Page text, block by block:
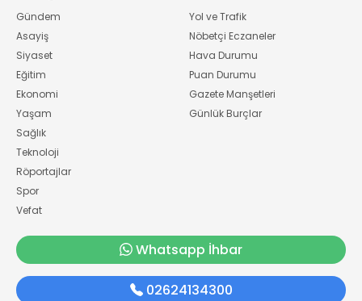
Gündem
Asayiş
Siyaset
Eğitim
Ekonomi
Yaşam
Sağlık
Teknoloji
Röportajlar
Spor
Vefat
Yol ve Trafik
Nöbetçi Eczaneler
Hava Durumu
Puan Durumu
Gazete Manşetleri
Günlük Burçlar
Whatsapp İhbar
02624134300